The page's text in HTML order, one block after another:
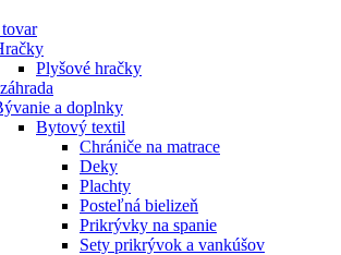
Plyšové hračky
a doplnky
Bytový textil
Chrániče na matrace
Deky
Plachty
Posteľná bielizeň
Prikrývky na spanie
Sety prikrývok a vankúšov